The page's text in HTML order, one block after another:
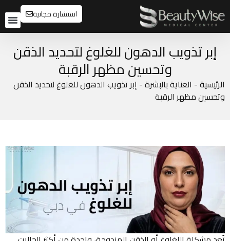
استشارة مجانية
إبر تذويب الدهون للغلوغ لتحديد الذقن
وتحسين مظهر الرقبة
الرئيسية- العناية بالبشرة- إبر تذويب الدهون للغلوغ لتحديد الذقن
وتحسين مظهر الرقبة